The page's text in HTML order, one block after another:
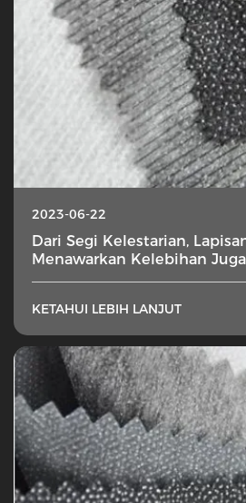
2023-06-22
Dari Segi Kelestarian,
Menawarkan Kelebihan Juga
KETAHUI LEBIH LANJUT